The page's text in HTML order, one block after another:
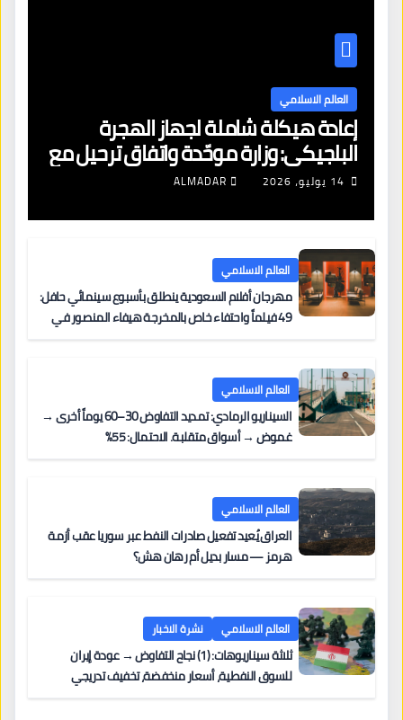
العالم الاسلامي
إعادة هيكلة شاملة لجهاز الهجرة
البلجيكي: وزارة موحّدة واتفاق ترحيل مع
الجزائر وتجميد قرارات اللبنانيين
14 يوليو، 2026 ALMADAR
العالم الاسلامي
مهرجان أفلام السعودية ينطلق بأسبوع سينمائي حافل:
49 فيلماً واحتفاء خاص بالمخرجة هيفاء المنصور في
العالم الاسلامي
السيناريو الرمادي: تمديد التفاوض 30–60 يوماً أخرى →
غموض → أسواق متقلبة. الاحتمال: 55%
العالم الاسلامي
العراق يُعيد تفعيل صادرات النفط عبر سوريا عقب أزمة
هرمز — مسار بديل أم رهان هش؟
العالم الاسلامي نشرة الاخبار
ثلاثة سيناريوهات: (1) نجاح التفاوض → عودة إيران
للسوق النفطية، أسعار منخفضة، تخفيف تدريجي